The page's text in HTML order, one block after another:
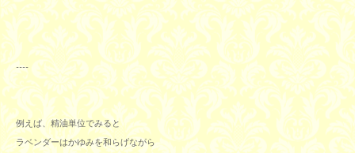
----
例えば、精油単位でみると
ラベンダーはかゆみを和らげながら